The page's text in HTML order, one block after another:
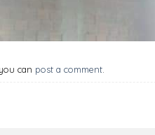
can post a comment.